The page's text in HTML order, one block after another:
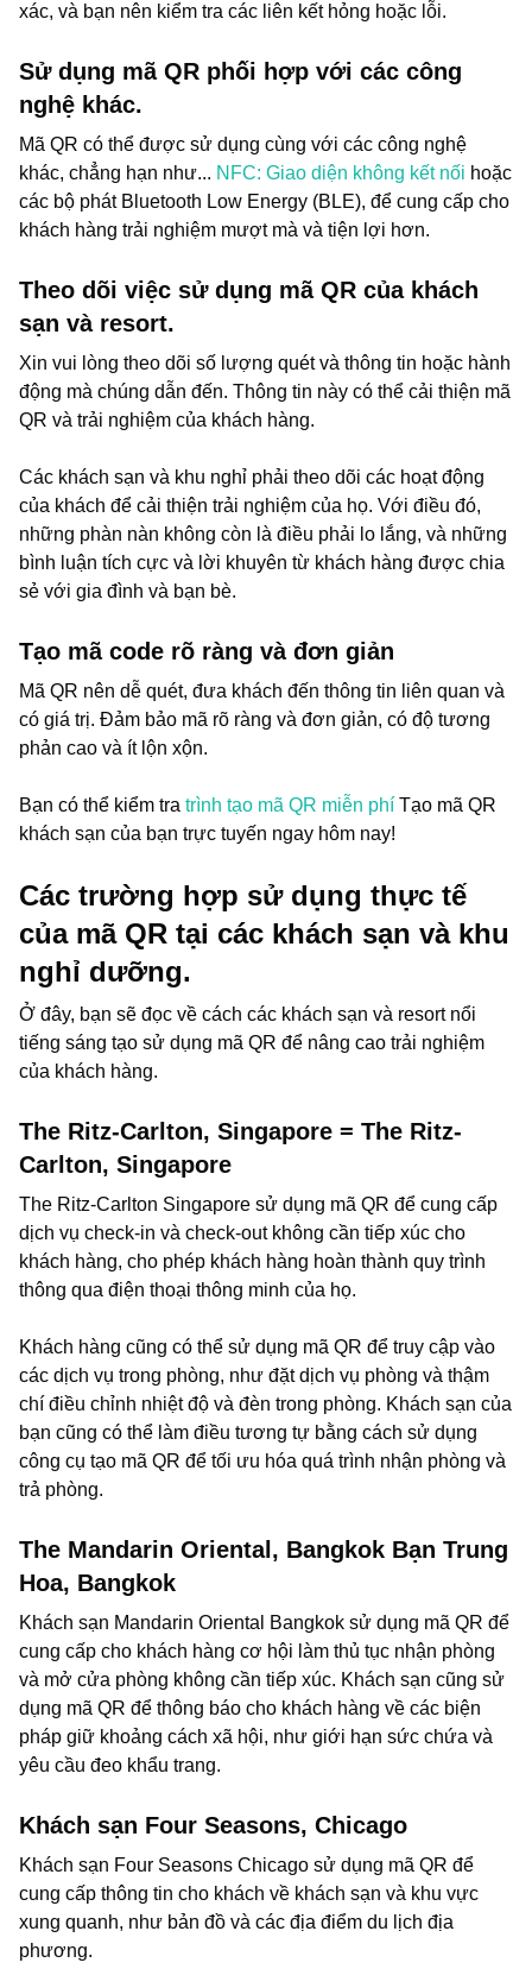
xác, và bạn nên kiểm tra các liên kết hỏng hoặc lỗi.
Sử dụng mã QR phối hợp với các công
nghệ khác.
Mã QR có thể được sử dụng cùng với các công nghệ
khác, chẳng hạn như... NFC: Giao diện không kết nối hoặc
các bộ phát Bluetooth Low Energy (BLE), để cung cấp cho
khách hàng trải nghiệm mượt mà và tiện lợi hơn.
Theo dõi việc sử dụng mã QR của khách
sạn và resort.
Xin vui lòng theo dõi số lượng quét và thông tin hoặc hành
động mà chúng dẫn đến. Thông tin này có thể cải thiện mã
QR và trải nghiệm của khách hàng.
Các khách sạn và khu nghỉ phải theo dõi các hoạt động
của khách để cải thiện trải nghiệm của họ. Với điều đó,
những phàn nàn không còn là điều phải lo lắng, và những
bình luận tích cực và lời khuyên từ khách hàng được chia
sẻ với gia đình và bạn bè.
Tạo mã code rõ ràng và đơn giản
Mã QR nên dễ quét, đưa khách đến thông tin liên quan và
có giá trị. Đảm bảo mã rõ ràng và đơn giản, có độ tương
phản cao và ít lộn xộn.
Bạn có thể kiểm tra trình tạo mã QR miễn phí Tạo mã QR
khách sạn của bạn trực tuyến ngay hôm nay!
Các trường hợp sử dụng thực tế
của mã QR tại các khách sạn và khu
nghỉ dưỡng.
Ở đây, bạn sẽ đọc về cách các khách sạn và resort nổi
tiếng sáng tạo sử dụng mã QR để nâng cao trải nghiệm
của khách hàng.
The Ritz-Carlton, Singapore = The Ritz-
Carlton, Singapore
The Ritz-Carlton Singapore sử dụng mã QR để cung cấp
dịch vụ check-in và check-out không cần tiếp xúc cho
khách hàng, cho phép khách hàng hoàn thành quy trình
thông qua điện thoại thông minh của họ.
Khách hàng cũng có thể sử dụng mã QR để truy cập vào
các dịch vụ trong phòng, như đặt dịch vụ phòng và thậm
chí điều chỉnh nhiệt độ và đèn trong phòng. Khách sạn của
bạn cũng có thể làm điều tương tự bằng cách sử dụng
công cụ tạo mã QR để tối ưu hóa quá trình nhận phòng và
trả phòng.
The Mandarin Oriental, Bangkok Bạn Trung
Hoa, Bangkok
Khách sạn Mandarin Oriental Bangkok sử dụng mã QR để
cung cấp cho khách hàng cơ hội làm thủ tục nhận phòng
và mở cửa phòng không cần tiếp xúc. Khách sạn cũng sử
dụng mã QR để thông báo cho khách hàng về các biện
pháp giữ khoảng cách xã hội, như giới hạn sức chứa và
yêu cầu đeo khẩu trang.
Khách sạn Four Seasons, Chicago
Khách sạn Four Seasons Chicago sử dụng mã QR để
cung cấp thông tin cho khách về khách sạn và khu vực
xung quanh, như bản đồ và các địa điểm du lịch địa
phương.